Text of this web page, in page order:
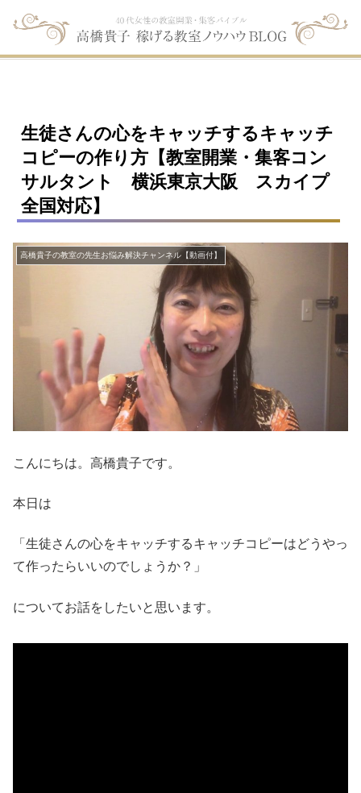
生徒さんの心をキャッチするキャッチ
コピーの作り方【教室開業・集客コン
サルタント 横浜東京大阪 スカイプ
全国対応】
高橋貴子の教室の先生お悩み解決チャンネル【動画付】
こんにちは。高橋貴子です。
本日は
「生徒さんの心をキャッチするキャッチコピーはどうやっ
て作ったらいいのでしょうか？」
についてお話をしたいと思います。